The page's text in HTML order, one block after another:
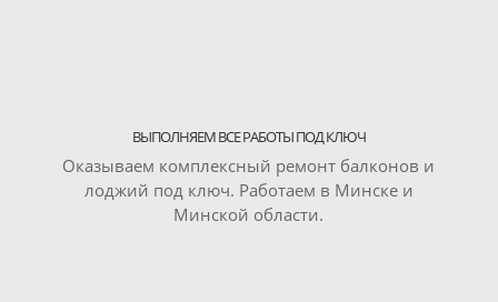
ВЫПОЛНЯЕМ ВСЕ РАБОТЫ ПОД КЛЮЧ
Оказываем комплексный ремонт балконов и
лоджий под ключ. Работаем в Минске и
Минской области.